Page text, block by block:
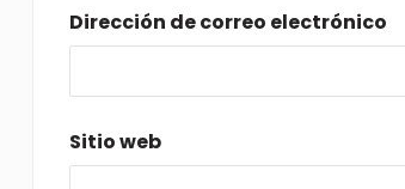
Dirección de correo electrónico
Sitio web